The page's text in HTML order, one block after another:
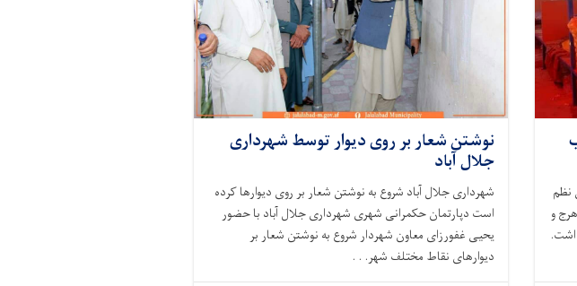
نظم
و
نوشتن شعار بر روی دیوار توسط شهرداری
جلال آباد
شهرداری جلال آباد شروع به نوشتن شعار بر روی دیوارها کرده
است دپارتمان حکمرانی شهری شهرداری جلال آباد با حضور
یحیی غفورزای معاون شهردار شروع به نوشتن شعار بر
دیوارهای نقاط مختلف شهر. . .